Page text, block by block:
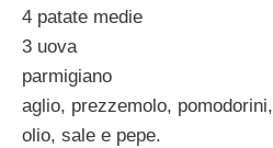
4 patate medie
3 uova
parmigiano
aglio, prezzemolo, pomodorini,
olio, sale e pepe.